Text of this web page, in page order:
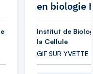
en biologie
Institut de
la Cellule
GIF SUR YVETTE